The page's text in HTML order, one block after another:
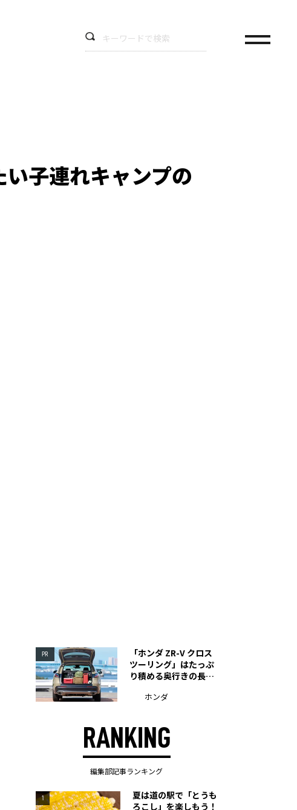
子連れキャンプの
PR
「ホンダ ZR-V クロス
ツーリング」はたっぷ
り積める奥行きの長い
ホンダ
RANKING
編集部記事ランキング
1
夏は道の駅で「とうも
ろこし」を楽しもう！